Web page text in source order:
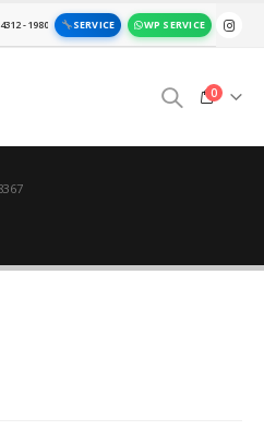
- 1980 SERVICE WP SERVICE
0